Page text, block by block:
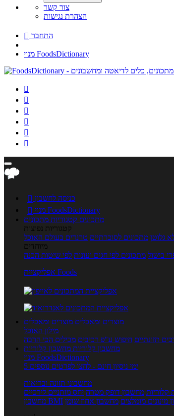
צור קשר
הצהרת נגישות
 התחבר
מנוי FoodsDictionary






 כניסה לחשבון

מנוי FoodsDictionary
מתכונים קטגוריות מתכונים
קטגוריות נפוצות
גלוטן מתכונים לסוכרתיים טרנדים בעולם האוכל
מיוחדים
בישול מתכונים לפי חגים ועונות לפי שיטות הכנה
אפליקציית Foods
מוצרים ומאכלים מוצרים ומאכלים
מילון האוכל
תזונתיים חיפוש ע"פ רכיבים מכילים הכי הרבה
מחשבון קלוריות מחשבון קלוריות
מנוי FoodsDictionary
5 ימי ניסיון חינם - לחצו לפרטים נוספים
מחשבוני תזונה ובריאות
קלוריות מחשבון דופק מטרה יחס מותניים לירכיים
מחשבון BMI
מינונים מומלצים מחשבון אחוז שומן